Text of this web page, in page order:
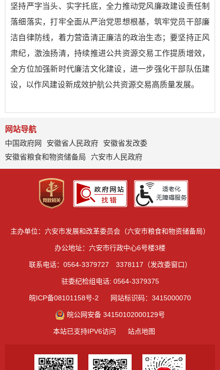
坚持严字当头、实字托底，全力推动党风廉政建设责任制
落细落实，打牢全面从严治党思想根基，筑牢党员干部廉
洁自律防线，着力营造清正廉洁的政治生态；要坚持正风
肃纪，激浊扬清，持续推进公共资源交易工作提质增效，
全方位加强新时代廉洁文化建设，进一步强化干部队伍建
设，以作风建设新成效护航公共资源交易高质量发展。
网站导航
中国政府网
安徽省人民政府
安徽省发改委
安徽省粮食和物资储备局
六安市人民政府
主办单位：六安市发展和改革委员会（六安市粮食和物资储备局）
办公地址：六安市行政中心6号楼3楼
联系电话：0564-3379727 3378117（发改委窗口）
驻委纪检组电话: 0564-3379375
皖ICP备08101158号-2 网站标识码：3415000070
皖公网安备 34150102000129号
本站已支持IPV6访问 站点地图